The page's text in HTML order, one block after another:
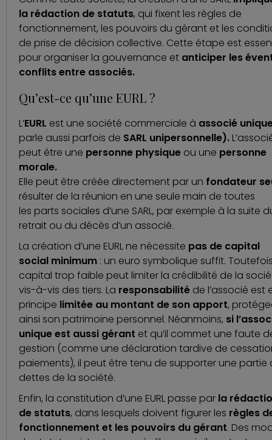
la rédaction de statuts, qui fixent les règles de
fonctionnement, les pouvoirs du gérant et les
de prise de décision collective. Cette étape est
pour organiser la gouvernance et anticiper les
conflits entre associés.
Qu’est-ce qu’une EURL ?
L’EURL est une société commerciale à associé
parle aussi parfois de SARL unipersonnelle).
peut être une personne physique ou une personne
morale.
Elle peut être créée directement par un fondateur
résulter de la réunion en une seule main de toutes
les parts sociales d’une SARL, par exemple à la suite
retrait ou du décès d’un associé.
La création d’une EURL ne nécessite pas de capital
social minimum : un euro symbolique suffit.
capital trop faible peut limiter la crédibilité de la
vis-à-vis des tiers. La responsabilité de l’associé est
principe limitée au montant de son apport,
ainsi son patrimoine personnel. Néanmoins, si
unique est aussi gérant et qu’il commet une faute
gestion (comme une déclaration tardive de
paiements), il peut être tenu de supporter une partie
dettes de la société.
Enfin, la constitution d’une EURL passe par la
de statuts, dans lesquels doivent figurer les règles
fonctionnement et les pouvoirs du gérant. Des